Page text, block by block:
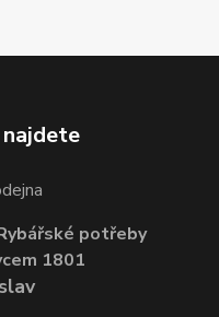
najdete
potřeby
1801